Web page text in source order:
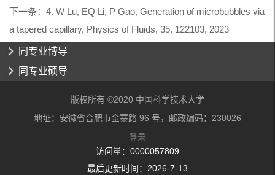
下一条： 4. W Lu, EQ Li, P Gao, Generation of microbubbles via
a tapered capillary, Physics of Fluids, 35, 122103, 2023
同专业博导
同专业硕导
版权所有 ©2020 中国科学技术大学
地址：安徽省合肥市金寨路 96 号，邮政编码：230026
登录
访问量： 0000057809
最后更新时间： 2026-7-13